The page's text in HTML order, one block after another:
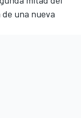
una nueva